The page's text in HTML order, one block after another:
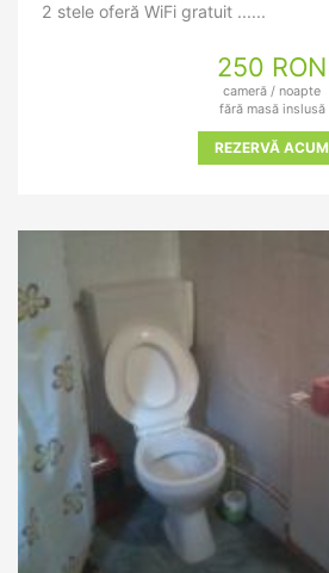
2 stele oferă WiFi gratuit ......
250 RON
cameră / noapte
fără masă inslusă
REZERVĂ ACUM